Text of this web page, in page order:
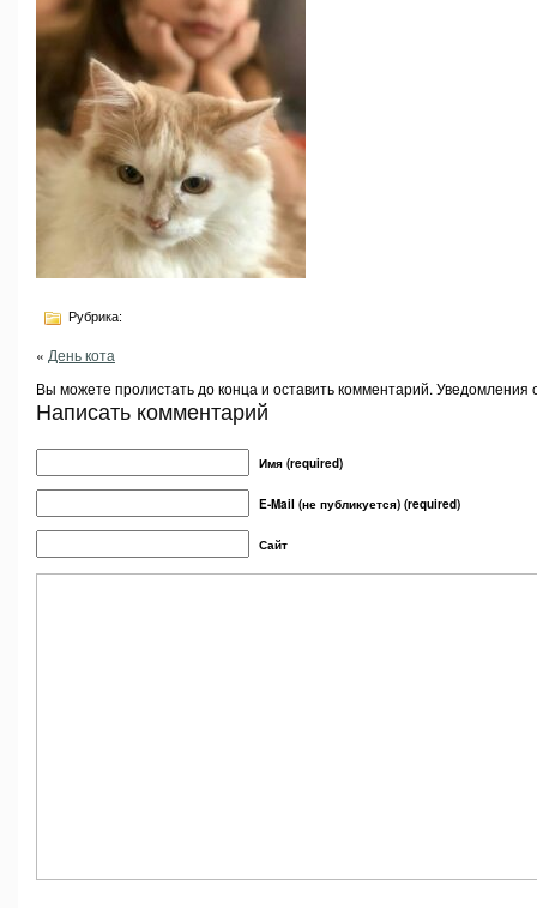
Рубрика:
« День кота
Вы можете пролистать до конца и оставить комментарий. Уведомления
Написать комментарий
Имя (required)
E-Mail (не публикуется) (required)
Сайт